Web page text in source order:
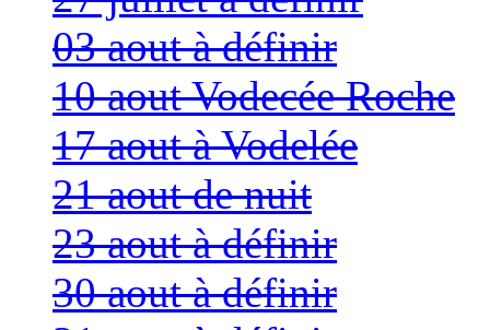
03 aout à définir
10 aout Vodecée Roche
17 aout à Vodelée
21 aout de nuit
23 aout à définir
30 aout à définir